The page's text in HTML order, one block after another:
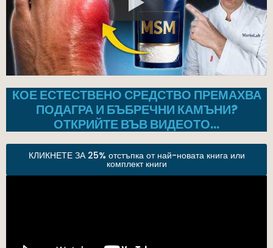
КОЕ ЕСТЕСТВЕНО СРЕДСТВО ПРЕМАХВА
ПОДАГРА И БЪБРЕЧНИ КАМЪНИ?
ОТКРИЙТЕ ВЪВ ВИДЕОТО…
КЛИКНЕТЕ ЗА 25% отстъпка от най-новата книга или
комплект книги